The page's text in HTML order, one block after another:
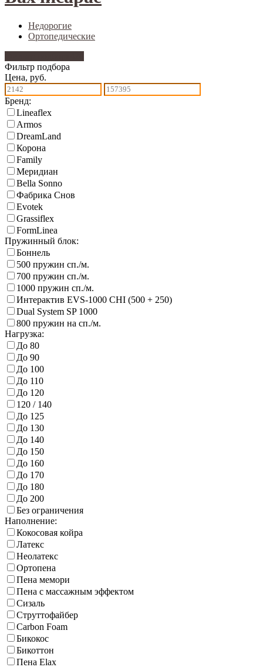
Недорогие
Ортопедические
Фильтр подбора
Цена, руб.
Бренд:
Lineaflex
Armos
DreamLand
Корона
Family
Меридиан
Bella Sonno
Фабрика Снов
Еvotek
Grassiflex
FormLinea
Пружинный блок:
Боннель
500 пружин сп./м.
700 пружин сп./м.
1000 пружин сп./м.
Интерактив EVS-1000 CHI (500 + 250)
Dual System SP 1000
800 пружин на сп./м.
Нагрузка:
До 80
До 90
До 100
До 110
До 120
120 / 140
До 125
До 130
До 140
До 150
До 160
До 170
До 180
До 200
Без ограничения
Наполнение:
Кокосовая койра
Латекс
Неолатекс
Ортопена
Пена мемори
Пена с массажным эффектом
Сизаль
Струттофайбер
Carbon Foam
Бикокос
Бикоттон
Пена Elax